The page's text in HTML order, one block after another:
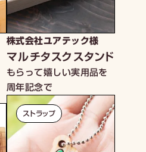
株式会社ユアテック様
マルチタスクスタンド
もらって嬉しい実用品を
周年記念で
ストラップ